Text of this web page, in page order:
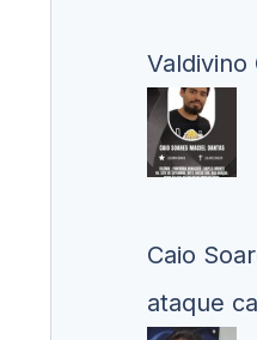
Valdivino
Caio
ataque